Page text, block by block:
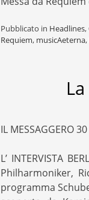
Pubblicato in Headlines,
Requiem, musicAeterna,
IL MESSAGGERO
L’ INTERVISTA
Philharmoniker,
programma